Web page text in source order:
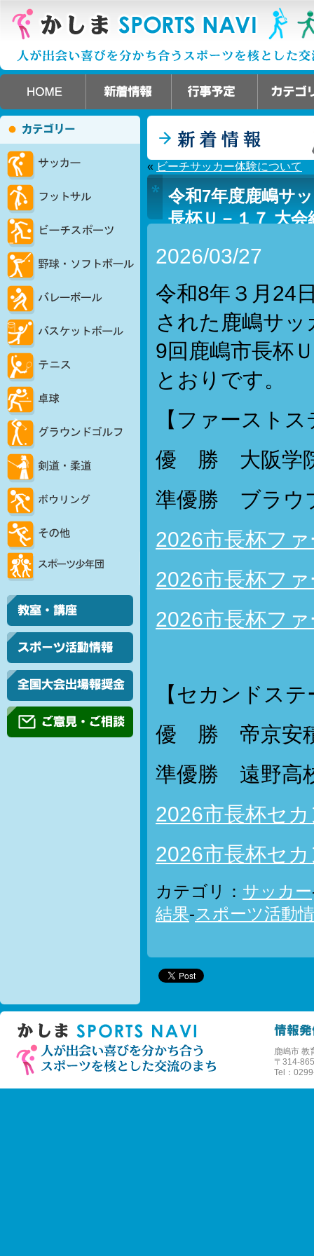
« ビーチサッカー体験について
令和7年度鹿嶋サ
長杯Ｕ－１７ 大会
2026/03/27
令和8年３月24
された鹿嶋サ
9回鹿嶋市長杯
とおりです。
【ファースト
優 勝 大阪学
準優勝 ブラウ
2026市長杯フ
2026市長杯フ
2026市長杯フ
【セカンドス
優 勝 帝京安
準優勝 遠野高
2026市長杯セ
2026市長杯セ
カテゴリ： サッカー
結果-スポーツ活動
鹿嶋市 教
〒 314-
Tel：